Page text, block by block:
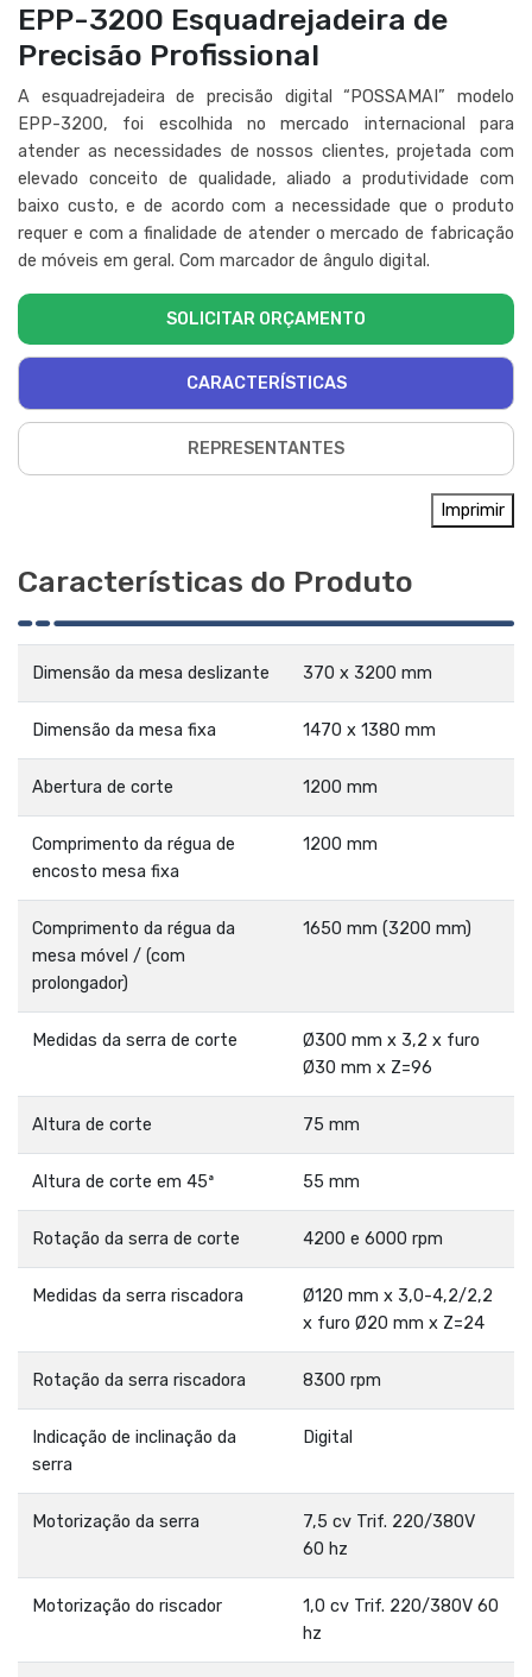
EPP-3200 Esquadrejadeira de
Precisão Profissional
A esquadrejadeira de precisão digital “POSSAMAI” modelo
EPP-3200, foi escolhida no mercado internacional para
atender as necessidades de nossos clientes, projetada com
elevado conceito de qualidade, aliado a produtividade com
baixo custo, e de acordo com a necessidade que o produto
requer e com a finalidade de atender o mercado de fabricação
de móveis em geral. Com marcador de ângulo digital.
SOLICITAR ORÇAMENTO
CARACTERÍSTICAS
REPRESENTANTES
Imprimir
Características do Produto
Dimensão da mesa deslizante 370 x 3200 mm
Dimensão da mesa fixa 1470 x 1380 mm
Abertura de corte 1200 mm
Comprimento da régua de
encosto mesa fixa
1200 mm
Comprimento da régua da
mesa móvel / (com
prolongador)
1650 mm (3200 mm)
Medidas da serra de corte
Ø300 mm x 3,2 x furo
Ø30 mm x Z=96
Altura de corte 75 mm
Altura de corte em 45ª 55 mm
Rotação da serra de corte 4200 e 6000 rpm
Medidas da serra riscadora
Ø120 mm x 3,0-4,2/2,2
x furo Ø20 mm x Z=24
Rotação da serra riscadora 8300 rpm
Indicação de inclinação da
serra
Digital
Motorização da serra
7,5 cv Trif. 220/380V
60 hz
Motorização do riscador
1,0 cv Trif. 220/380V 60
hz